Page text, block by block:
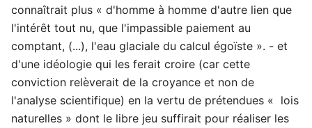
connaîtrait plus « d'homme à homme d'autre lien que
l'intérêt tout nu, que l'impassible paiement au
comptant, (...), l'eau glaciale du calcul égoïste ». - et
d'une idéologie qui les ferait croire (car cette
conviction relèverait de la croyance et non de
l'analyse scientifique) en la vertu de prétendues « lois
naturelles » dont le libre jeu suffirait pour réaliser les